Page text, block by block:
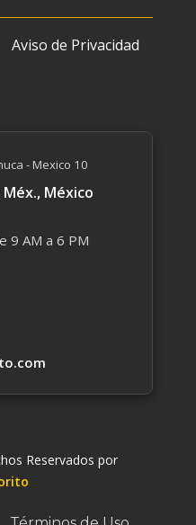
Aviso de Privacidad
- Mexico 10
México
9 AM a 6 PM
Reservados por